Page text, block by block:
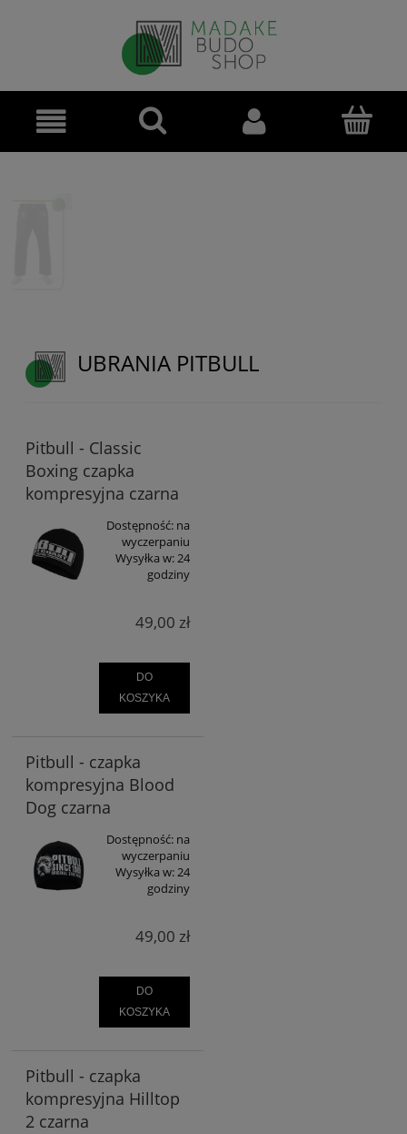
UBRANIA PITBULL
Pitbull - Classic
Boxing czapka
kompresyjna czarna
Dostępność: na
wyczerpaniu
Wysyłka w:24
godziny
49,00 zł
DO
KOSZYKA
Pitbull - czapka
kompresyjna Blood
Dog czarna
Dostępność: na
wyczerpaniu
Wysyłka w:24
godziny
49,00 zł
DO
KOSZYKA
Pitbull - czapka
kompresyjna Hilltop
2 czarna